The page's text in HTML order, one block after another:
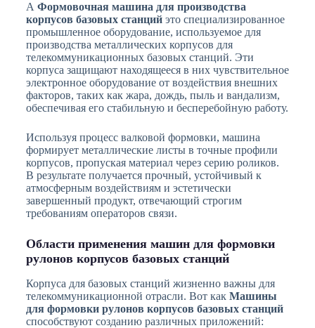
А Формовочная машина для производства
корпусов базовых станцийэто специализированное
промышленное оборудование, используемое для
производства металлических корпусов для
телекоммуникационных базовых станций. Эти
корпуса защищают находящееся в них чувствительное
электронное оборудование от воздействия внешних
факторов, таких как жара, дождь, пыль и вандализм,
обеспечивая его стабильную и бесперебойную работу.
Используя процесс валковой формовки, машина
формирует металлические листы в точные профили
корпусов, пропуская материал через серию роликов.
В результате получается прочный, устойчивый к
атмосферным воздействиям и эстетически
завершенный продукт, отвечающий строгим
требованиям операторов связи.
Области применения машин для формовки
рулонов корпусов базовых станций
Корпуса для базовых станций жизненно важны для
телекоммуникационной отрасли. Вот как Машины
для формовки рулонов корпусов базовых станций
способствуют созданию различных приложений: